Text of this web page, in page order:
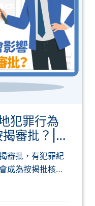
犯罪行為
審批？|
審批，有犯罪紀
成為按揭批核的